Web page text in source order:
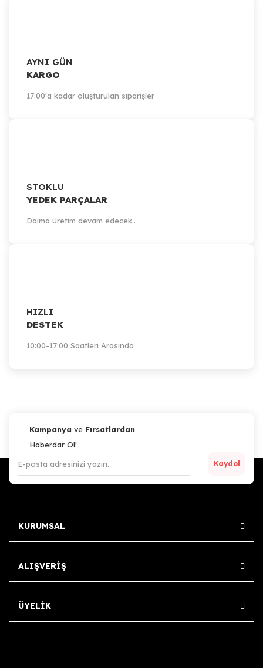
4.056,24 TL
AYNI GÜN
KARGO
17:00'a kadar oluşturulan siparişler
STOKLU
YEDEK PARÇALAR
Daima üretim devam edecek..
HIZLI
DESTEK
10:00-17:00 Saatleri Arasında
Kampanya ve Fırsatlardan
Haberdar Ol!
Kaydol
KURUMSAL
ALIŞVERİŞ
ÜYELİK